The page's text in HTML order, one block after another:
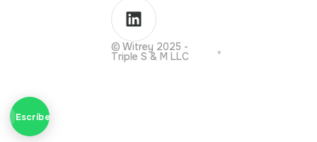
© Witrey 2025 -
Triple S & M LLC
Escríbenos